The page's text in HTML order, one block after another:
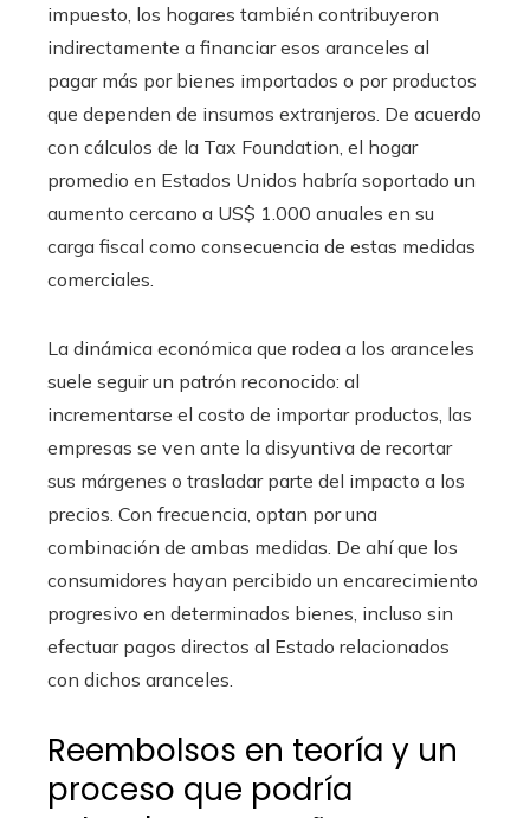
impuesto, los hogares también contribuyeron
indirectamente a financiar esos aranceles al
pagar más por bienes importados o por productos
que dependen de insumos extranjeros. De acuerdo
con cálculos de la Tax Foundation, el hogar
promedio en Estados Unidos habría soportado un
aumento cercano a US$ 1.000 anuales en su
carga fiscal como consecuencia de estas medidas
comerciales.
La dinámica económica que rodea a los aranceles
suele seguir un patrón reconocido: al
incrementarse el costo de importar productos, las
empresas se ven ante la disyuntiva de recortar
sus márgenes o trasladar parte del impacto a los
precios. Con frecuencia, optan por una
combinación de ambas medidas. De ahí que los
consumidores hayan percibido un encarecimiento
progresivo en determinados bienes, incluso sin
efectuar pagos directos al Estado relacionados
con dichos aranceles.
Reembolsos en teoría y un
proceso que podría